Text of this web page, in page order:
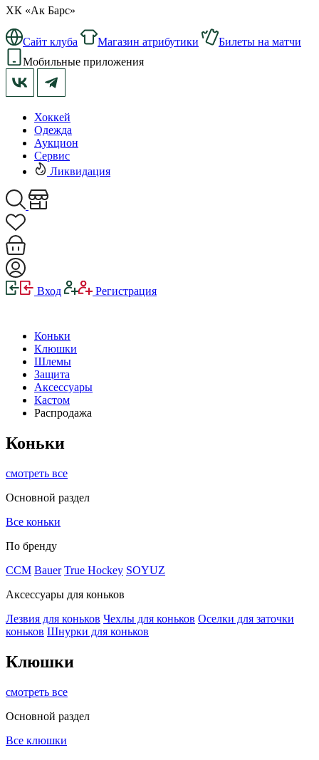
ХК «Ак Барс»
Сайт клуба Магазин атрибутики
Билеты на матчи
Мобильные приложения
Хоккей
Одежда
Аукцион
Сервис
Ликвидация
Вход Регистрация
Коньки
Клюшки
Шлемы
Защита
Аксессуары
Кастом
Распродажа
Коньки
смотреть все
Основной раздел
Все коньки
По бренду
ССМ Bauer True Hockey SOYUZ
Аксессуары для коньков
Лезвия для коньков Чехлы для коньков Оселки для заточки
коньков Шнурки для коньков
Клюшки
смотреть все
Основной раздел
Все клюшки